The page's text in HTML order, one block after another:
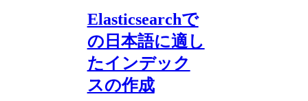
Elasticsearchで
の日本語に適し
たインデック
スの作成